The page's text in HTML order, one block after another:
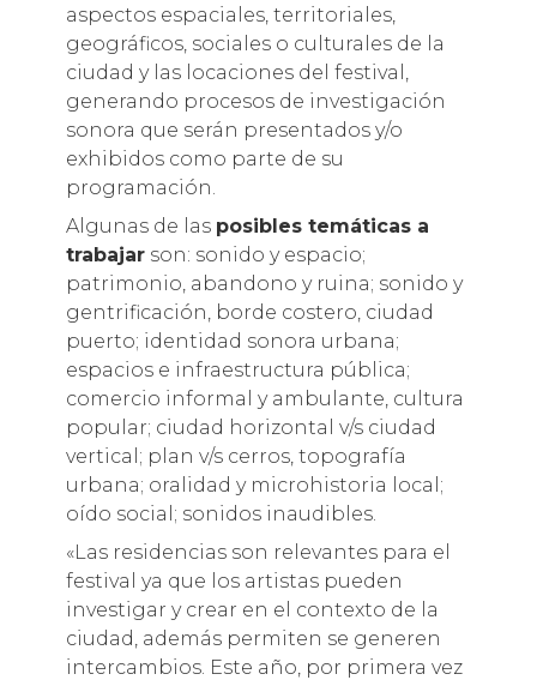
aspectos espaciales, territoriales,
geográficos, sociales o culturales de la
ciudad y las locaciones del festival,
generando procesos de investigación
sonora que serán presentados y/o
exhibidos como parte de su
programación.
Algunas de las posibles temáticas a
trabajarson: sonido y espacio;
patrimonio, abandono y ruina; sonido y
gentrificación, borde costero, ciudad
puerto; identidad sonora urbana;
espacios e infraestructura pública;
comercio informal y ambulante, cultura
popular; ciudad horizontal v/s ciudad
vertical; plan v/s cerros, topografía
urbana; oralidad y microhistoria local;
oído social; sonidos inaudibles.
«Las residencias son relevantes para el
festival ya que los artistas pueden
investigar y crear en el contexto de la
ciudad, además permiten se generen
intercambios. Este año, por primera vez